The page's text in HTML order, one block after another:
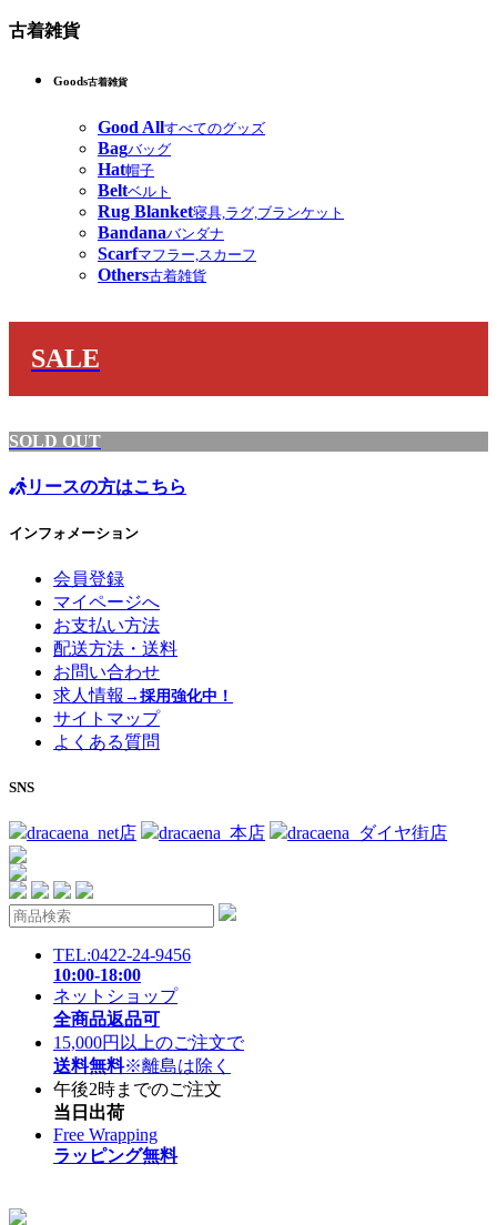
古着雑貨
Goods古着雑貨
Good Allすべてのグッズ
Bagバッグ
Hat帽子
Beltベルト
Rug Blanket寝具,ラグ,ブランケット
Bandanaバンダナ
Scarfマフラー,スカーフ
Others古着雑貨
SALE
SOLD OUT
リースの方はこちら
インフォメーション
会員登録
マイページへ
お支払い方法
配送方法・送料
お問い合わせ
求人情報 →採用強化中！
サイトマップ
よくある質問
SNS
dracaena_net店 dracaena_本店 dracaena_ダイヤ街店
TEL:0422-24-9456
10:00-18:00
ネットショップ
全商品返品可
15,000円以上のご注文で
送料無料※離島は除く
午後2時までのご注文
当日出荷
Free Wrapping
ラッピング無料